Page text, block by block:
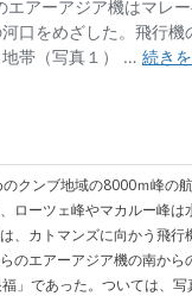
クンブ地域の8000ｍ峰
ローツェ峰やマカルー峰
、カトマンズに向かう飛
のエアーアジア機の南か
」であった。ついては、